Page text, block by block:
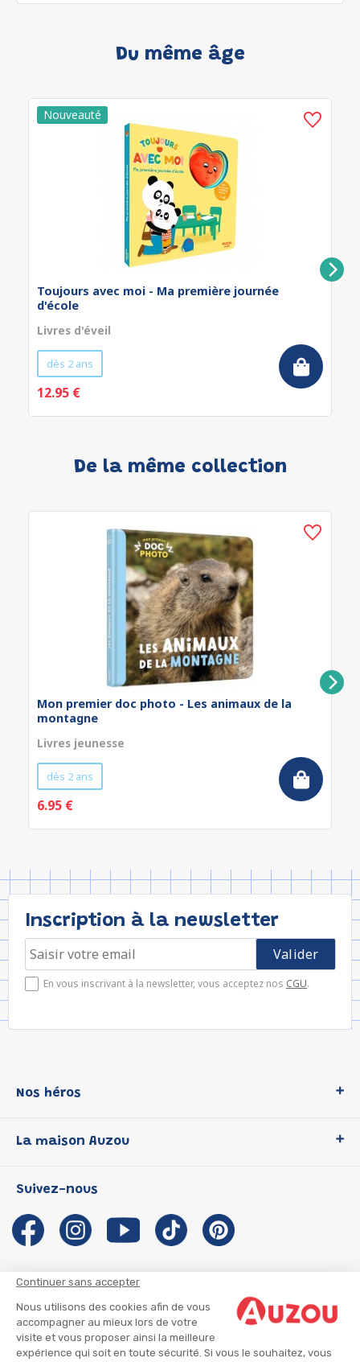
Continuer sans accepter
Nous utilisons des cookies afin de vous
accompagner au mieux lors de votre
visite et vous proposer ainsi la meilleure
expérience qui soit en toute sécurité. Si vous le souhaitez, vous
Du même âge
Toujours avec moi - Ma première journée
d'école
Livres d'éveil
dès 2 ans
12.95 €
De la même collection
Mon premier doc photo - Les animaux de la
montagne
Livres jeunesse
dès 2 ans
6.95 €
Inscription à la newsletter
En vous inscrivant à la newsletter, vous acceptez nos CGU.
Nos héros
P'tit Loup
Les Influenceuses
Migali
Petite Taupe
La maison Auzou
Notre histoire
Auzou s'engage
Auteurs et illustrateurs Auzou
Suivre mon colis
Infos consommateur
Suivez-nous
CGU
CGV